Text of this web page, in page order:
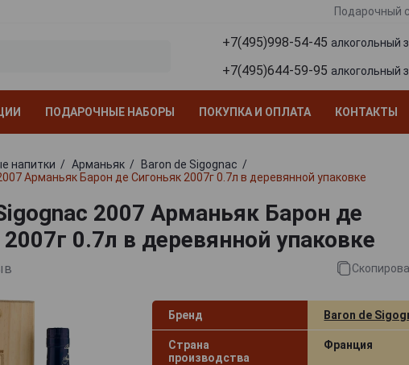
Подарочный
+7(495)998-54-45 алкогольный
+7(495)644-59-95 алкогольный
ПОДАРОЧНЫЕ НАБОРЫ ПОКУПКА И ОПЛАТА КОНТАКТЫ
напитки Арманьяк
Baron de Sigognac
Арманьяк Барон де Сигоньяк 2007г 0.7л в деревянной упаковке
2007 Арманьяк Барон де
0.7л в деревянной упаковке
Бренд Baron de
Страна
производства
Франция